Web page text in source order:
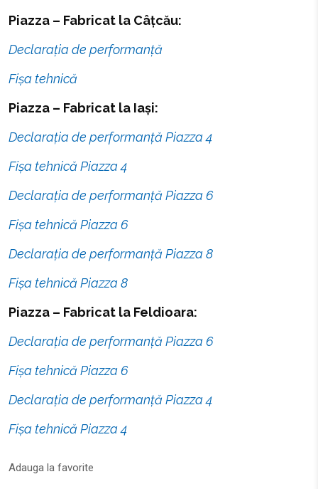
Piazza – Fabricat la Câțcău:
Declarația de performanță
Fișa tehnică
Piazza – Fabricat la Iași:
Declarația de performanță Piazza 4
Fișa tehnică Piazza 4
Declarația de performanță Piazza 6
Fișa tehnică Piazza 6
Declarația de performanță Piazza 8
Fișa tehnică Piazza 8
Piazza – Fabricat la Feldioara:
Declarația de performanță Piazza 6
Fișa tehnică Piazza 6
Declarația de performanță Piazza 4
Fișa tehnică Piazza 4
Adauga la favorite